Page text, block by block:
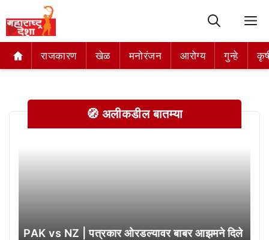
राजकारण खेळ मनोरंजन आरोग्य गुन्हे
राजकारण खेळ मनोरंजन आरोग्य गुन्हे
🧭 अलीकडील बातम्या
PAK vs NZ | पत्रकार ओरडल्यावर बाबर आझमने दिले